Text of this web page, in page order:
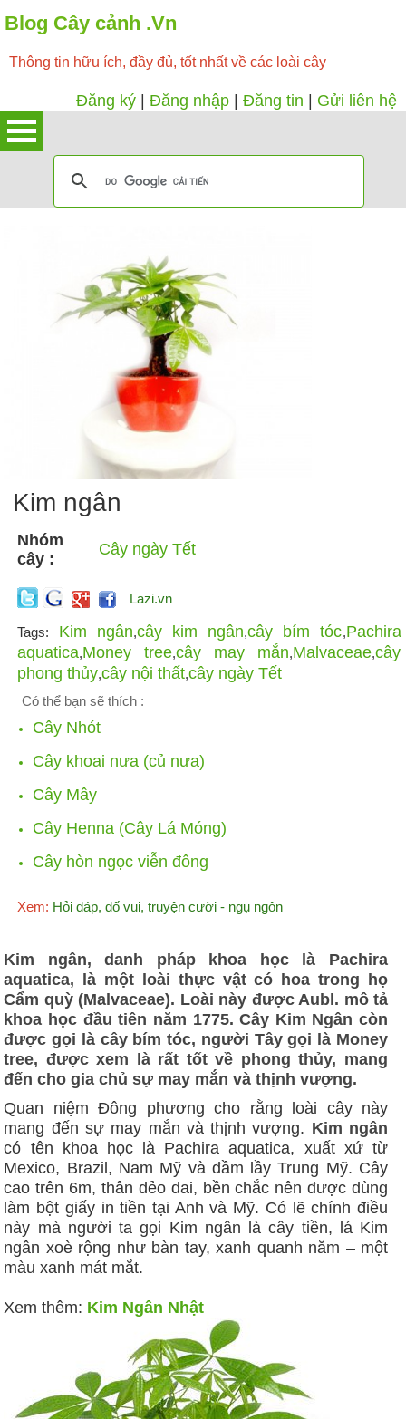
Blog Cây cảnh .Vn
Thông tin hữu ích, đầy đủ, tốt nhất về các loài cây
Đăng ký Đăng nhập Đăng tin Gửi liên hệ
Kim ngân
Nhóm
cây :
Cây ngày Tết
Lazi.vn
Tags: Kim ngân,cây kim ngân,cây bím tóc,Pachira
aquatica,Money tree,cây may mắn,Malvaceae,cây
phong thủy,cây nội thất,cây ngày Tết
Có thể bạn sẽ thích :
Cây Nhót
Cây khoai nưa (củ nưa)
Cây Mây
Cây Henna (Cây Lá Móng)
Cây hòn ngọc viễn đông
Xem: Hỏi đáp, đố vui, truyện cười - ngụ ngôn
Kim ngân, danh pháp khoa học là Pachira
aquatica, là một loài thực vật có hoa trong họ
Cẩm quỳ (Malvaceae). Loài này được Aubl. mô tả
khoa học đầu tiên năm 1775. Cây Kim Ngân còn
được gọi là cây bím tóc, người Tây gọi là Money
tree, được xem là rất tốt về phong thủy, mang
đến cho gia chủ sự may mắn và thịnh vượng.
Quan niệm Đông phương cho rằng loài cây này
mang đến sự may mắn và thịnh vượng. Kim ngân
có tên khoa học là Pachira aquatica, xuất xứ từ
Mexico, Brazil, Nam Mỹ và đầm lầy Trung Mỹ. Cây
cao trên 6m, thân dẻo dai, bền chắc nên được dùng
làm bột giấy in tiền tại Anh và Mỹ. Có lẽ chính điều
này mà người ta gọi Kim ngân là cây tiền, lá Kim
ngân xoè rộng như bàn tay, xanh quanh năm – một
màu xanh mát mắt.
Xem thêm: Kim Ngân Nhật